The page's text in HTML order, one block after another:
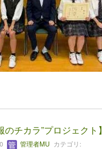
のチカラ”プロジェクト】
管理者MU カテゴリ: